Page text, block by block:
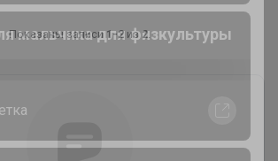
Показаны записи1-2из2.
коллекция от